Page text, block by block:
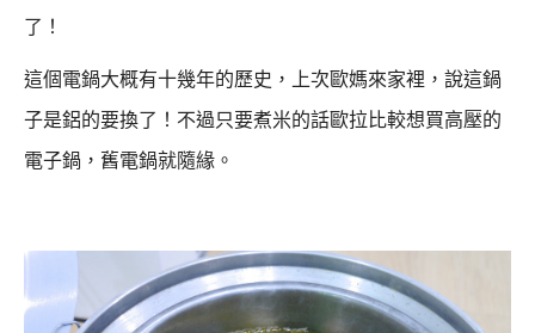
了！
這個電鍋大概有十幾年的歷史，上次歐媽來家裡，說這鍋
子是鋁的要換了！ 不過只要煮米的話歐拉比較想買高壓的
電子鍋，舊電鍋就隨緣。